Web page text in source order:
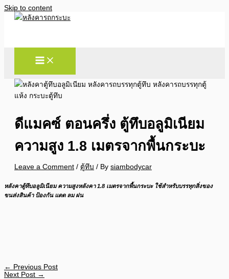
Skip to content
ดีแมคซ์ ตอนครึ่ง ตู้ทึบอลูมิเนียม
ความสูง 1.8 เมตรจากพื้นกระบะ
Leave a Comment / ตู้ทึบ / By siambodycar
หลังคาตู้ทึบอลูมิเนียม ความสูงหลังคา 1.8 เมตรจากพื้นกระบะ ใช้สำหรับบรรทุกสิ่งของ
ขนส่งสินค้า ป้องกัน แดด ลม ฝน
← Previous Post
Next Post →